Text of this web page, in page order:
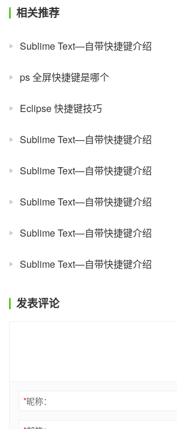
相关推荐
Sublime Text—自带快捷键介绍
ps 全屏快捷键是哪个
Eclipse 快捷键技巧
Sublime Text—自带快捷键介绍
Sublime Text—自带快捷键介绍
Sublime Text—自带快捷键介绍
Sublime Text—自带快捷键介绍
Sublime Text—自带快捷键介绍
发表评论
*昵称：